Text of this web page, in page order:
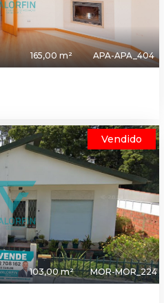
165,00 m² APA-APA_404
Vendido
103,00 m² MOR-MOR_224